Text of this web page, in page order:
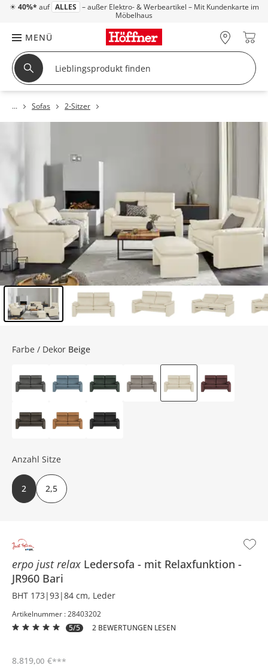
☀ 40%* auf ALLES – außer Elektro- & Werbeartikel – Mit Kundenkarte im
Möbelhaus
MENÜ
Sofas 2-Sitzer
erpo just relax Ledersofa
mit Relaxfunktion
JR960 Bari
BHT 173|93|84 cm, Leder
Artikelnummer : 28403202
5/5
2 BEWERTUNGEN LESEN
8.819,00 €***
Farbe / Dekor Beige
Anzahl Sitze
2 2,5